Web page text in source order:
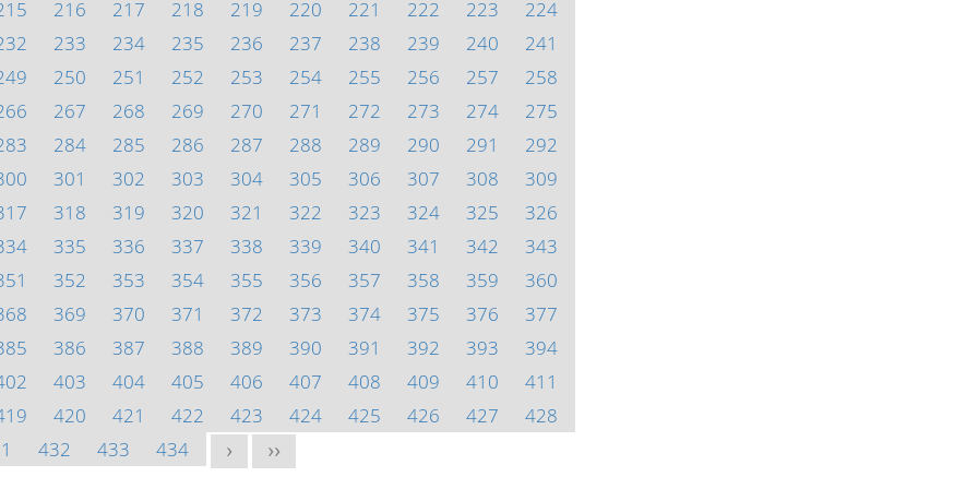
216 217 218 219 220 221 222 223
224
233 234 235 236 237 238 239 240
241
250 251 252 253 254 255 256 257
258
267 268 269 270 271 272 273 274
275
284 285 286 287 288 289 290 291
292
301 302 303 304 305 306 307 308
309
318 319 320 321 322 323 324 325
326
335 336 337 338 339 340 341 342
343
352 353 354 355 356 357 358 359
360
369 370 371 372 373 374 375 376
377
386 387 388 389 390 391 392 393
394
403 404 405 406 407 408 409 410
411
420 421 422 423 424 425 426 427
428
432 433 434 > >>